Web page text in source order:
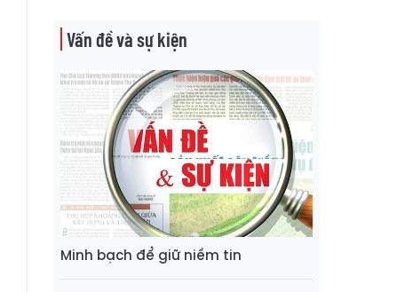
Vấn đề và sự kiện
Minh bạch để giữ niềm tin